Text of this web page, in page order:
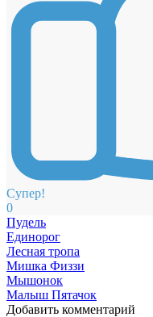
Супер!
0
Пудель
Единорог
Лесная тропа
Мишка Физзи
Мышонок
Малыш Пятачок
Добавить комментарий